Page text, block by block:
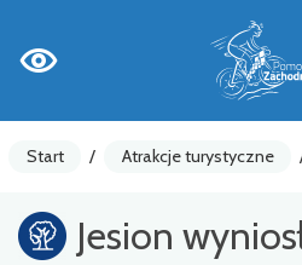
Start / Atrakcje turystyczne
Jesion